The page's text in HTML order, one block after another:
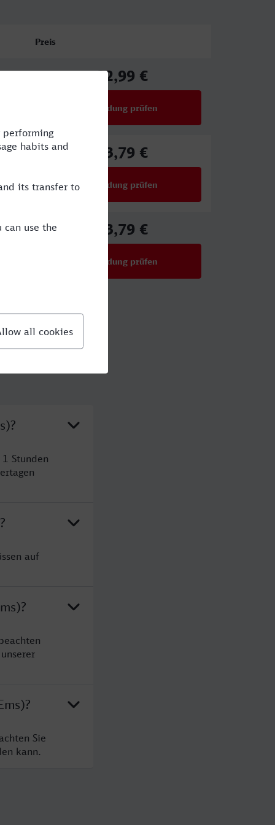
Preis
22,99 €
Verbindung prüfen
33,79 €
Verbindung prüfen
33,79 €
Verbindung prüfen
Stunden
auf
Sie
kann.